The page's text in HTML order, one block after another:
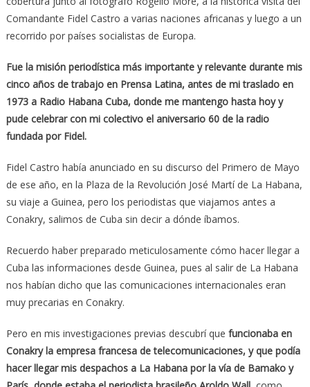
Comandante Fidel Castro a varias naciones africanas y luego a un
recorrido por países socialistas de Europa.
Fue la misión periodística más importante y relevante durante mis
cinco años de trabajo en Prensa Latina, antes de mi traslado en
1973 a Radio Habana Cuba, donde me mantengo hasta hoy y
pude celebrar con mi colectivo el aniversario 60 de la radio
fundada por Fidel.
Fidel Castro había anunciado en su discurso del Primero de Mayo
de ese año, en la Plaza de la Revolución José Martí de La Habana,
su viaje a Guinea, pero los periodistas que viajamos antes a
Conakry, salimos de Cuba sin decir a dónde íbamos.
Recuerdo haber preparado meticulosamente cómo hacer llegar a
Cuba las informaciones desde Guinea, pues al salir de La Habana
nos habían dicho que las comunicaciones internacionales eran
muy precarias en Conakry.
Pero en mis investigaciones previas descubrí que funcionaba en
Conakry la empresa francesa de telecomunicaciones, y que podía
hacer llegar mis despachos a La Habana por la vía de Bamako y